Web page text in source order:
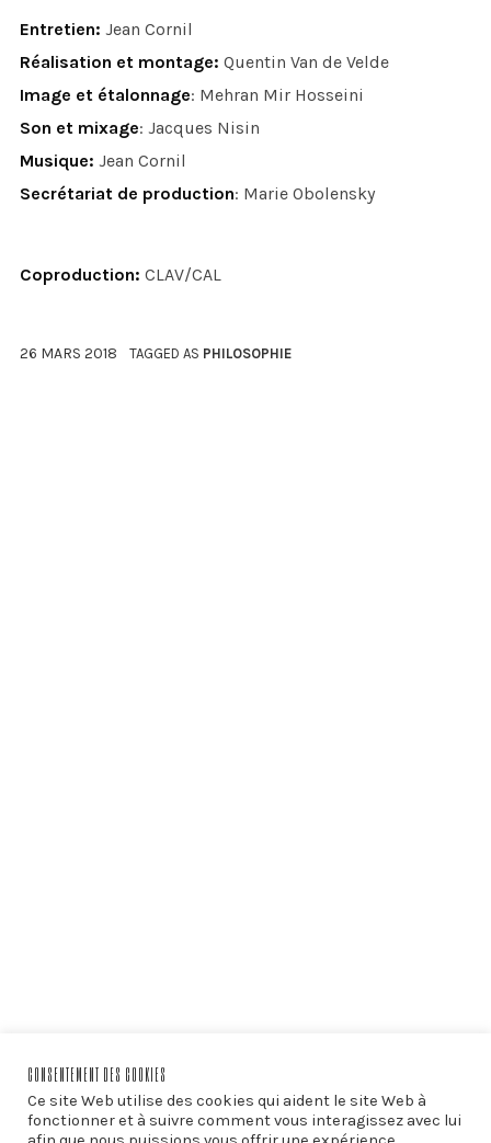
Entretien: Jean Cornil
Réalisation et montage: Quentin Van de Velde
Image et étalonnage: Mehran Mir Hosseini
Son et mixage: Jacques Nisin
Musique: Jean Cornil
Secrétariat de production: Marie Obolensky
Coproduction: CLAV/CAL
26 MARS 2018 TAGGED AS PHILOSOPHIE
CONSENTEMENT DES COOKIES
Ce site Web utilise des cookies qui aident le site Web à
fonctionner et à suivre comment vous interagissez avec lui